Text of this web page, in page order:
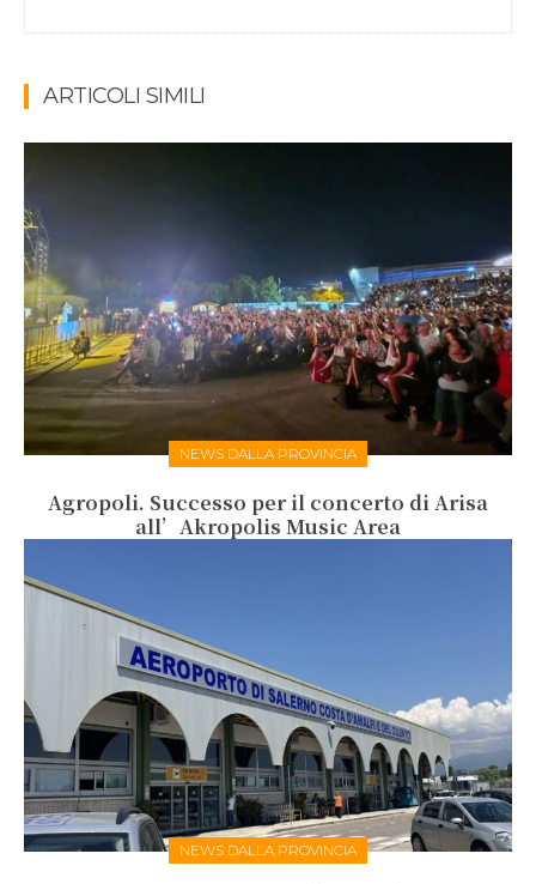
ARTICOLI SIMILI
NEWS DALLA PROVINCIA
Agropoli. Successo per il concerto di Arisa
all’Akropolis Music Area
NEWS DALLA PROVINCIA